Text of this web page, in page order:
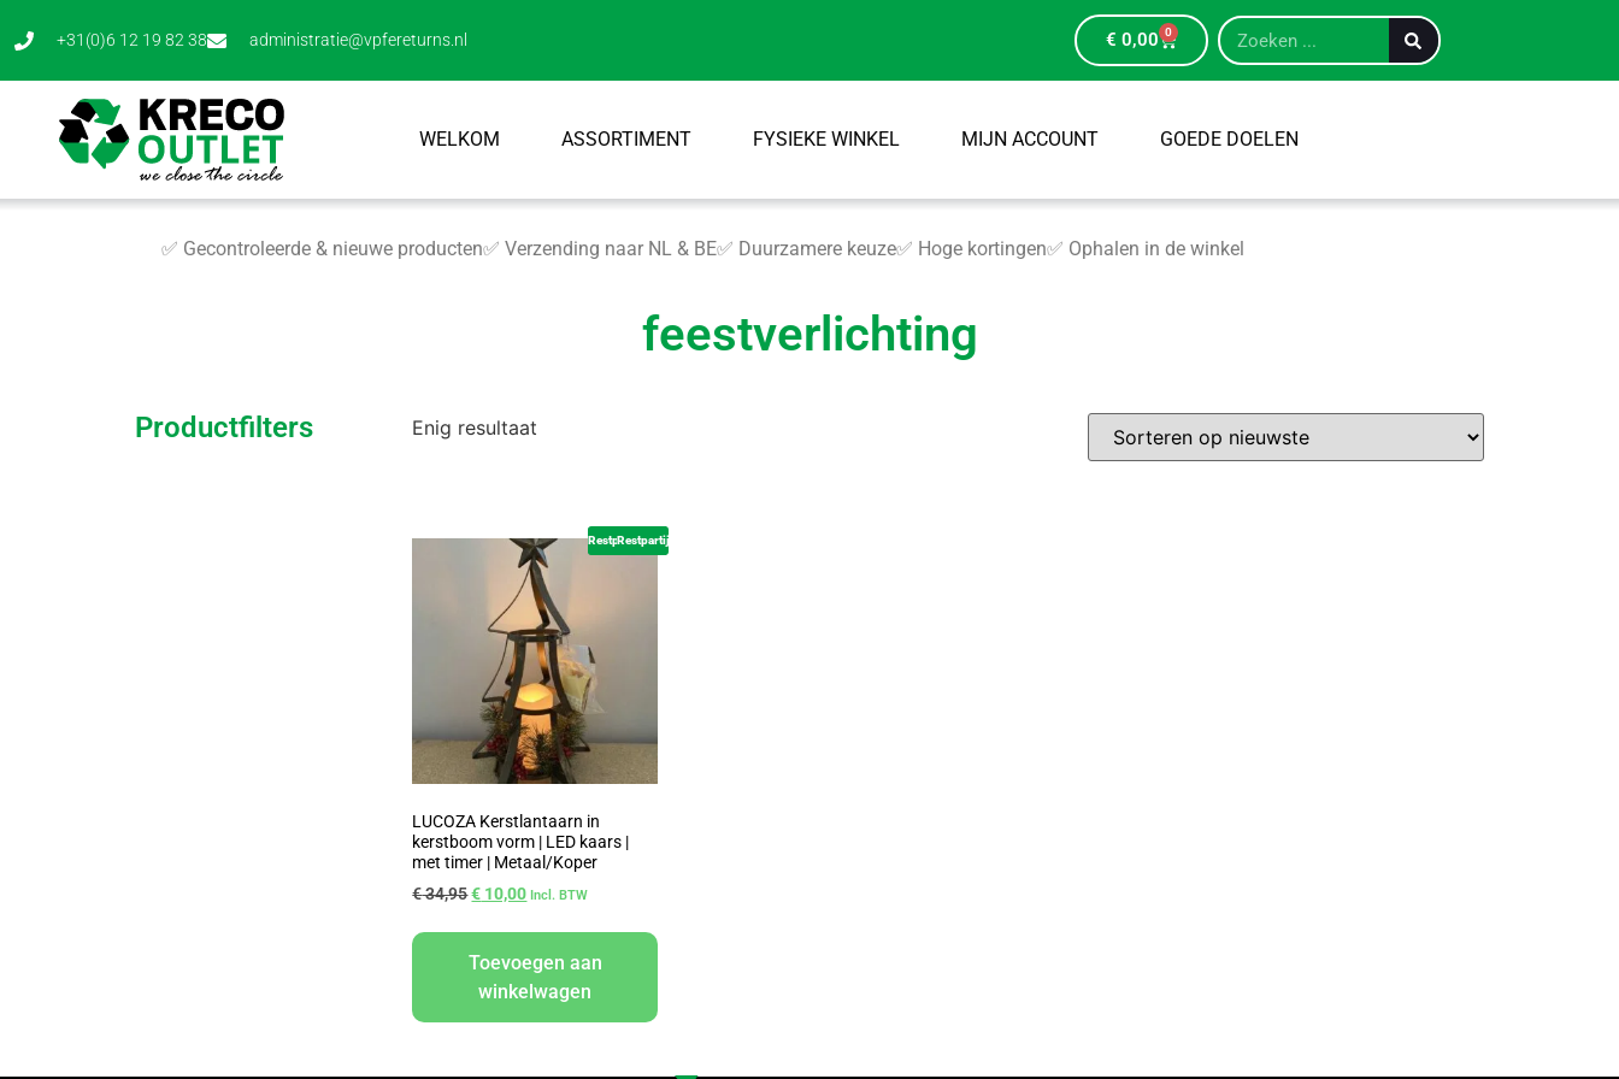
+31(0)6 12 19 82 38 administratie@vpfereturns.nl € 0,00 0
WELKOM ASSORTIMENT FYSIEKE WINKEL MIJN ACCOUNT GOEDE DOELEN
✅ Gecontroleerde & nieuwe producten✅ Verzending naar NL & BE✅ Duurzamere keuze✅ Hoge kortingen✅ Ophalen in de winkel
feestverlichting
Productfilters Enig resultaat
RestpartijRestpartij
LUCOZA Kerstlantaarn in
kerstboom vorm | LED kaars |
met timer | Metaal/Koper
€34,95€ 10,00 Incl. BTW
Toevoegen aan
winkelwagen